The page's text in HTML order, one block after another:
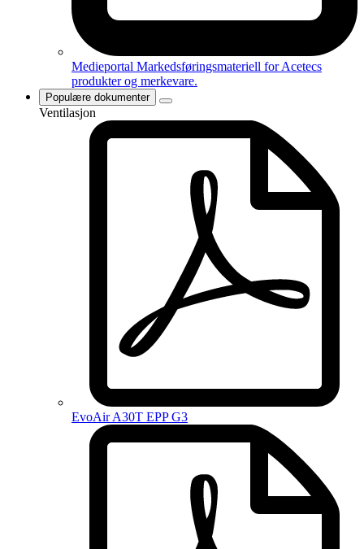
Medieportal Markedsføringsmateriell for Acetecs
produkter og merkevare.
Populære dokumenter
Ventilasjon
EvoAir A30T EPP G3